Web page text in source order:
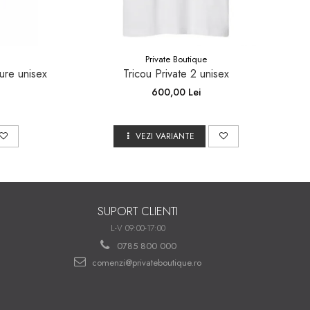
unisex
Private Boutique
Tricou Private 2 unisex
600,00 Lei
VEZI VARIANTE
SUPORT CLIENTI
L-V 09:00-17:00
0785 800 000
comenzi@privateboutique.ro